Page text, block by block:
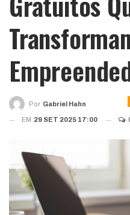
Por Gabriel Hahn
EM 29 SET 2025 17:00